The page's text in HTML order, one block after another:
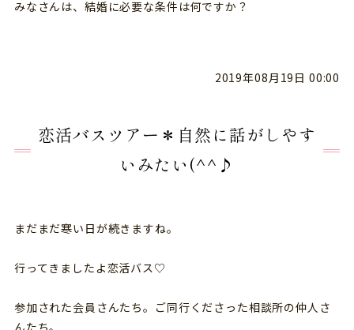
みなさんは、結婚に必要な条件は何ですか？
2019年08月19日 00:00
恋活バスツアー＊自然に話がしやす
いみたい(^^♪
まだまだ寒い日が続きますね。
行ってきましたよ恋活バス♡
参加された会員さんたち。ご同行くださった相談所の仲人さ
んたち。